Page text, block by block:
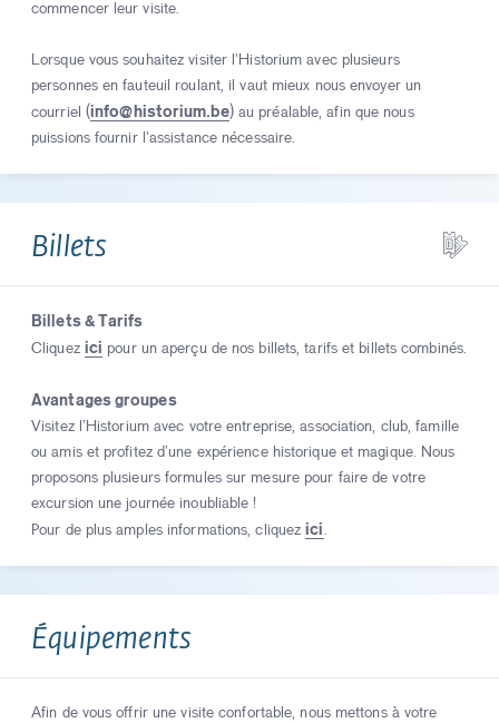
commencer leur visite.
Lorsque vous souhaitez visiter l'Historium avec plusieurs
personnes en fauteuil roulant, il vaut mieux nous envoyer un
courriel (info@historium.be) au préalable, afin que nous
puissions fournir l'assistance nécessaire.
Billets
Billets & Tarifs
Cliquez ici pour un aperçu de nos billets, tarifs et billets combinés.
Avantages groupes
Visitez l’Historium avec votre entreprise, association, club, famille
ou amis et profitez d’une expérience historique et magique. Nous
proposons plusieurs formules sur mesure pour faire de votre
excursion une journée inoubliable !
Pour de plus amples informations, cliquezici.
Équipements
Afin de vous offrir une visite confortable, nous mettons à votre